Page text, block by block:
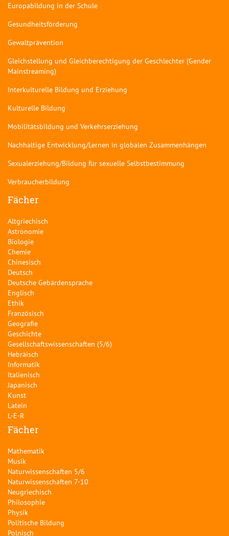
Europabildung in der Schule
Gesundheitsförderung
Gewaltprävention
Gleichstellung und Gleichberechtigung der Geschlechter (Gender
Mainstreaming)
Interkulturelle Bildung und Erziehung
Kulturelle Bildung
Mobilitätsbildung und Verkehrserziehung
Nachhaltige Entwicklung/Lernen in globalen Zusammenhängen
Sexualerziehung/Bildung für sexuelle Selbstbestimmung
Verbraucherbildung
Fächer
Altgriechisch
Astronomie
Biologie
Chemie
Chinesisch
Deutsch
Deutsche Gebärdensprache
Englisch
Ethik
Französisch
Geografie
Geschichte
Gesellschaftswissenschaften (5/6)
Hebräisch
Informatik
Italienisch
Japanisch
Kunst
Latein
L-E-R
Fächer
Mathematik
Musik
Naturwissenschaften 5/6
Naturwissenschaften 7-10
Neugriechisch
Philosophie
Physik
Politische Bildung
Polnisch